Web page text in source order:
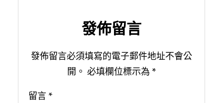
發佈留言
發佈留言必須填寫的電子郵件地址不會公
開。 必填欄位標示為 *
留言 *